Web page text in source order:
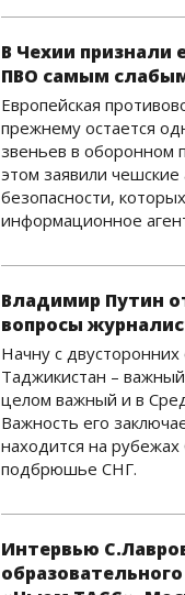
В Чехии признали
ПВО самым
Европейская
прежнему остается
звеньев в
этом заявили чешские
безопасности,
информационное
Владимир Путин
вопросы
Начну с
Таджикистан –
целом важный и в
Важность его
находится на
подбрюшье СНГ.
Интервью